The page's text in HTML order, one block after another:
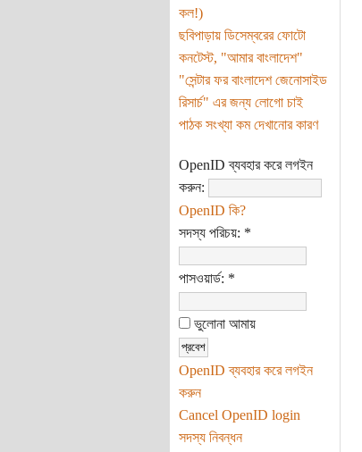
কল!)
ছবিপাড়ায় ডিসেম্বরের ফোটো
কনটেস্ট, "আমার বাংলাদেশ"
"সেন্টার ফর বাংলাদেশ জেনোসাইড
রিসার্চ" এর জন্য লোগো চাই
পাঠক সংখ্যা কম দেখানোর কারণ
OpenID ব্যবহার করে লগইন
করুন:
OpenID কি?
সদস্য পরিচয়: *
পাসওয়ার্ড: *
ভুলোনা আমায়
OpenID ব্যবহার করে লগইন
করুন
Cancel OpenID login
সদস্য নিবন্ধন